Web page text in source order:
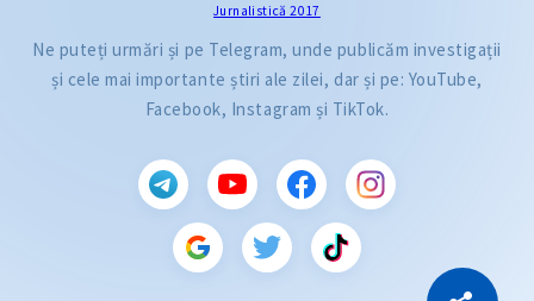
Jurnalistică 2017
Ne puteți urmări și pe Telegram, unde publicăm investigații
și cele mai importante știri ale zilei, dar și pe: YouTube,
Facebook, Instagram și TikTok.